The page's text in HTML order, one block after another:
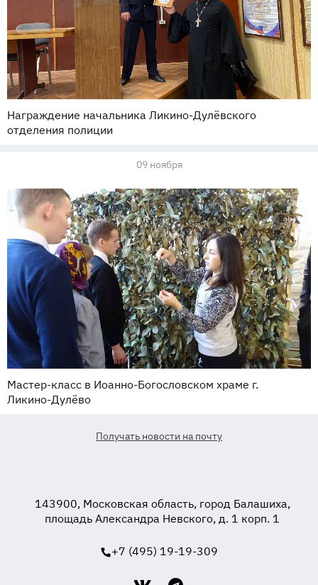
Награждение начальника Ликино-Дулёвского
отделения полиции
09 ноября
Мастер-класс в Иоанно-Богословском храме г.
Ликино-Дулёво
Получать новости на почту
143900, Московская область, город Балашиха,
площадь Александра Невского, д. 1 корп. 1
+7 (495) 19-19-309